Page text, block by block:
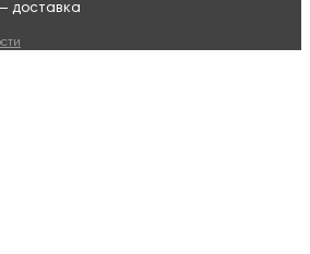
доставка